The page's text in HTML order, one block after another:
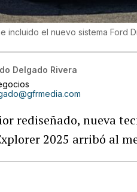
incluido el nuevo sistema Ford
Delgado Rivera
rediseñado, nueva
2025 arribó al